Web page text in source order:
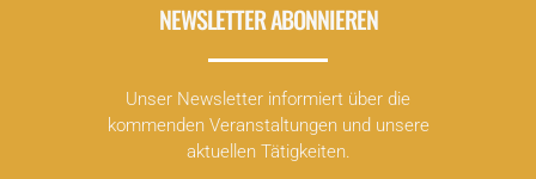
NEWSLETTER ABONNIEREN
Unser Newsletter informiert über die
kommenden Veranstaltungen und unsere
aktuellen Tätigkeiten.